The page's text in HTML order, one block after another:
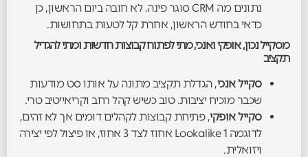
נתונים מה CRM סוגר פינה. לא חובה ביום הראשון, כן
כדאי בחודש הראשון, אחרת קל לטעות בתחושות.
מסקייל נכון, אופקי ואנכי, מתי לפתוח קבוצות חדשות ומתי להגדיל
תקציב
סקייל אנכי, הגדלת תקציב מתונה על אותו סט מודעות
שכבר מוכיח יציבות. טוב כשיש קהל רחב וקריאייטיב טרי.
סקייל אופקי, פתיחת קבוצות לקהלים דומים אך לא זהים,
לדוגמה Lookalike 1 אחוז לצד 3 אחוז, או פיצול לפי יצירה
ויזואלית.